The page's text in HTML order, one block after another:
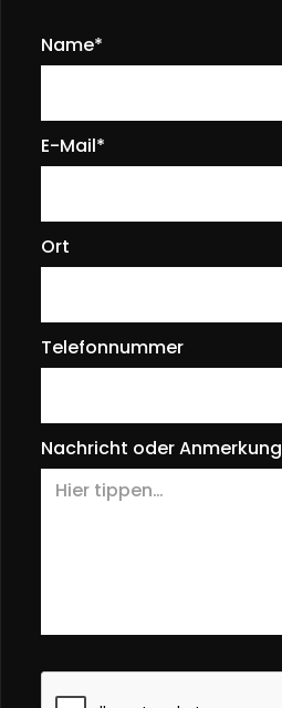
Name*
E-Mail*
Ort
Telefonnummer
Nachricht oder Anmerkung